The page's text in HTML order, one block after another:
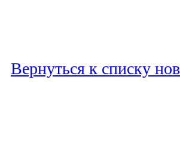
Вернуться к списку